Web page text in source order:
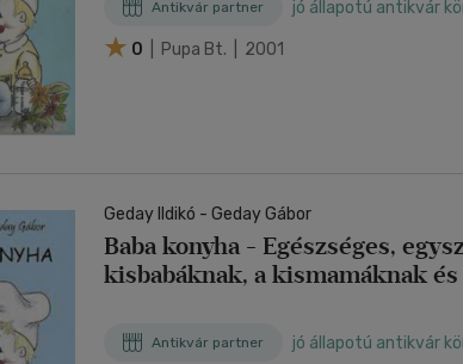
Antikvár partner jó állapotú antikvár
0 | Pupa Bt. | 2001
Geday Ildikó - Geday Gábor
Baba konyha - Egészséges,
kisbabáknak, a kismamáknak
Antikvár partner jó állapotú antikvár